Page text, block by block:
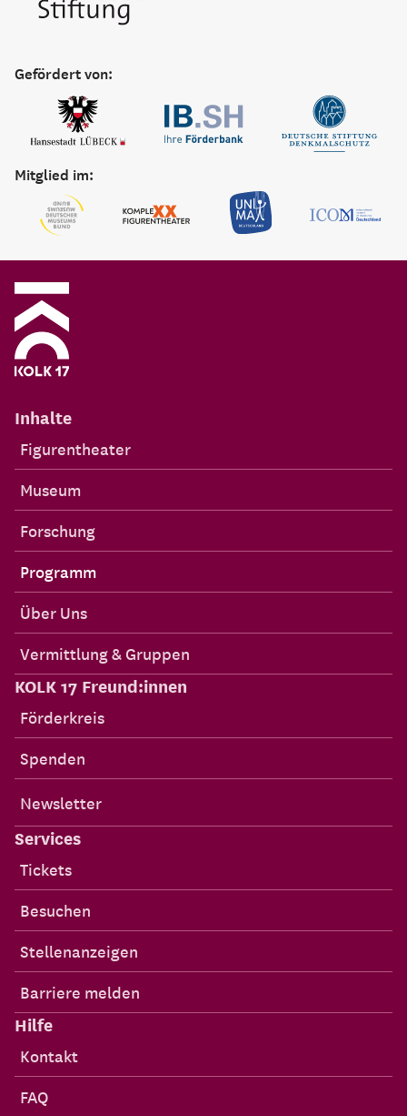
Gefördert von:
Mitglied im:
Inhalte
Figurentheater
Museum
Forschung
Programm
Über Uns
Vermittlung & Gruppen
KOLK 17 Freund:innen
Förderkreis
Spenden
Newsletter
Services
Tickets
Besuchen
Stellenanzeigen
Barriere melden
Hilfe
Kontakt
FAQ